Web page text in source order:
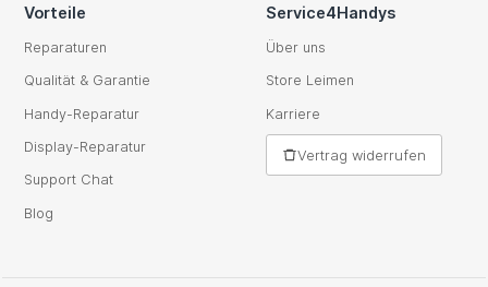
Vorteile
Reparaturen
Qualität & Garantie
Handy-Reparatur
Display-Reparatur
Support Chat
Blog
Service4Handys
Über uns
Store Leimen
Karriere
Vertrag widerrufen